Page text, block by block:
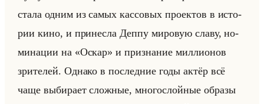
стала одним из самых кас­со­вых про­ек­тов в ис­то­
рии кино, и при­нес­ла Деппу ми­ро­вую славу, но­
ми­на­ции на «Оскар» и при­зна­ние мил­ли­онов
зри­те­лей. Од­на­ко в по­след­ние годы актёр всё
чаще вы­би­ра­ет слож­ные, мно­го­слойные об­ра­зы